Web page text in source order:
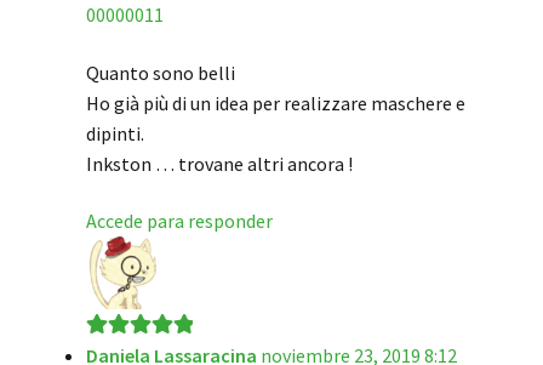
de 5
00000011
Quanto sono belli
Ho già più di un idea per realizzare maschere e
dipinti.
Inkston … trovane altri ancora !
Accede para responder
Valorado en5
Daniela Lassaracina noviembre 23, 2019 8:12